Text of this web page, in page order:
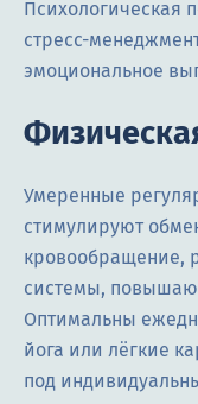
Психологическая
стресс-
эмоциональное
Умеренные
стимулируют
кровообращение,
системы,
Оптимальны
йога или лёгкие
под